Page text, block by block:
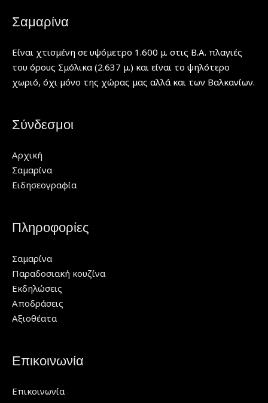
Σαμαρίνα
Είναι χτισμένη σε υψόμετρο 1.600 μ. στις Β.Α. πλαγιές
του όρους Σμόλικα (2.637 μ.) και είναι το ψηλότερο
χωριό, όχι μόνο της χώρας μας αλλά και των Βαλκανίων.
Σύνδεσμοι
Αρχική
Σαμαρίνα
Ειδησεογραφία
Πληροφορίες
Σαμαρίνα
Παραδοσιακή κουζίνα
Εκδηλώσεις
Αποδράσεις
Αξιοθέατα
Επικοινωνία
Επικοινωνία